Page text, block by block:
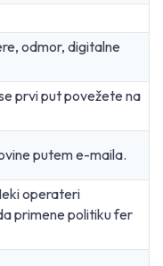
odmor, digitalne
prvi put povežete na
putem e-maila.
operateri
primene politiku fer